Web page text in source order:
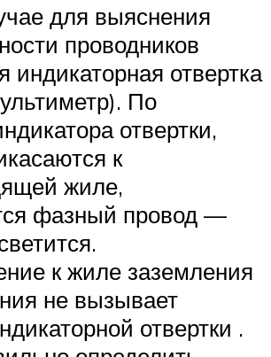
для выяснения
проводников
индикаторная отвертка
По
отвертки,
к
жиле,
фазный провод —
к жиле заземления
не вызывает
отвертки .